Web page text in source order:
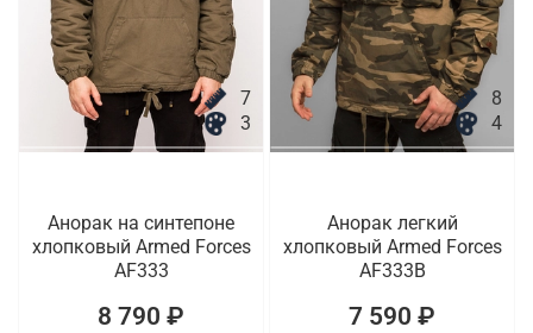
7
3
Анорак на синтепоне
хлопковый Armed Forces
AF333
8 790 ₽
8
4
Анорак легкий
хлопковый Armed Forces
AF333B
7 590 ₽